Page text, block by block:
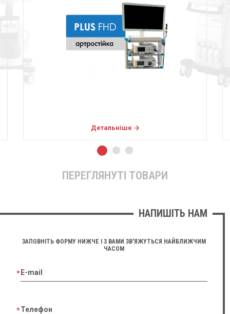
Детальніше
ПЕРЕГЛЯНУТІ ТОВАРИ
НАПИШІТЬ НАМ
ЗАПОВНІТЬ ФОРМУ НИЖЧЕ І З ВАМИ ЗВ'ЯЖУТЬСЯ НАЙБЛИЖЧИМ
ЧАСОМ
E-mail
Телефон